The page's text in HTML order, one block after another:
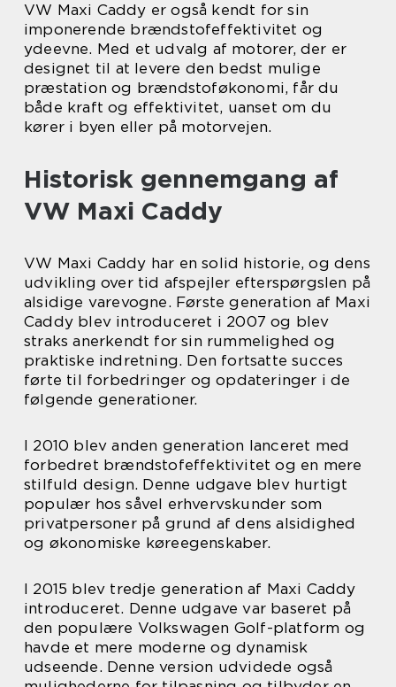
VW Maxi Caddy er også kendt for sin
imponerende brændstofeffektivitet og
ydeevne. Med et udvalg af motorer, der er
designet til at levere den bedst mulige
præstation og brændstoføkonomi, får du
både kraft og effektivitet, uanset om du
kører i byen eller på motorvejen.
Historisk gennemgang af
VW Maxi Caddy
VW Maxi Caddy har en solid historie, og dens
udvikling over tid afspejler efterspørgslen på
alsidige varevogne. Første generation af Maxi
Caddy blev introduceret i 2007 og blev
straks anerkendt for sin rummelighed og
praktiske indretning. Den fortsatte succes
førte til forbedringer og opdateringer i de
følgende generationer.
I 2010 blev anden generation lanceret med
forbedret brændstofeffektivitet og en mere
stilfuld design. Denne udgave blev hurtigt
populær hos såvel erhvervskunder som
privatpersoner på grund af dens alsidighed
og økonomiske køreegenskaber.
I 2015 blev tredje generation af Maxi Caddy
introduceret. Denne udgave var baseret på
den populære Volkswagen Golf-platform og
havde et mere moderne og dynamisk
udseende. Denne version udvidede også